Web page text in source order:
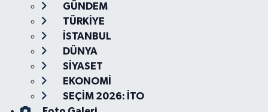
GÜNDEM
TÜRKİYE
İSTANBUL
DÜNYA
SİYASET
EKONOMİ
SEÇİM 2026: İTO